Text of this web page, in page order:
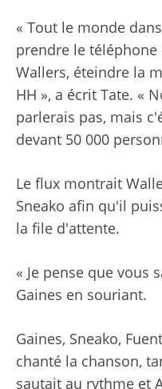
« Tout le monde
prendre le téléphone
Wallers, éteindre la
HH », a écrit Tate. «
parlerais pas, mais
devant 50 000
Le flux montrait
Sneako afin qu'il
la file d'attente.
« Je pense que vous
Gaines en souriant.
Gaines, Sneako,
chanté la chanson,
sautait au rythme et